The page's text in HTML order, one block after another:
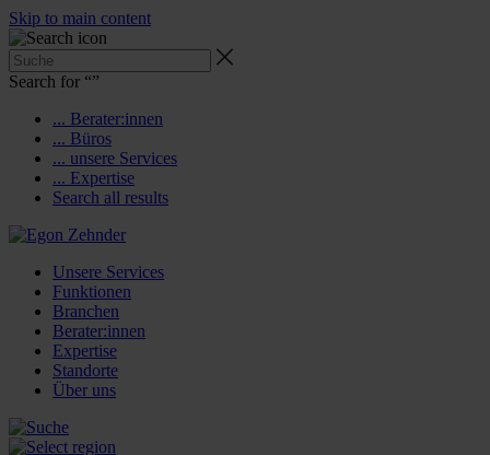
Skip to main content
Search for “”
... Berater:innen
... Büros
... unsere Services
... Expertise
Search all results
Unsere Services
Funktionen
Branchen
Berater:innen
Expertise
Standorte
Über uns